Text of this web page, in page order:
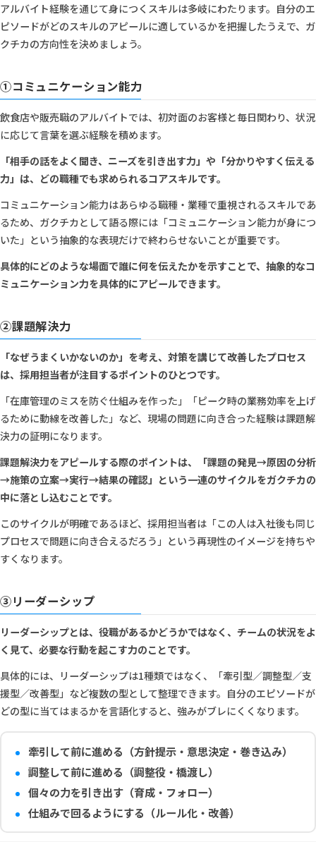
アルバイト経験を通じて身につくスキルは多岐にわたります。自分のエ
ピソードがどのスキルのアピールに適しているかを把握したうえで、ガ
クチカの方向性を決めましょう。
①コミュニケーション能力
飲食店や販売職のアルバイトでは、初対面のお客様と毎日関わり、状況
に応じて言葉を選ぶ経験を積めます。
「相手の話をよく聞き、ニーズを引き出す力」や「分かりやすく伝える
力」は、どの職種でも求められるコアスキルです。
コミュニケーション能力はあらゆる職種・業種で重視されるスキルであ
るため、ガクチカとして語る際には「コミュニケーション能力が身につ
いた」という抽象的な表現だけで終わらせないことが重要です。
具体的にどのような場面で誰に何を伝えたかを示すことで、抽象的なコ
ミュニケーション力を具体的にアピールできます。
②課題解決力
「なぜうまくいかないのか」を考え、対策を講じて改善したプロセス
は、採用担当者が注目するポイントのひとつです。
「在庫管理のミスを防ぐ仕組みを作った」「ピーク時の業務効率を上げ
るために動線を改善した」など、現場の問題に向き合った経験は課題解
決力の証明になります。
課題解決力をアピールする際のポイントは、「課題の発見→原因の分析
→施策の立案→実行→結果の確認」という一連のサイクルをガクチカの
中に落とし込むことです。
このサイクルが明確であるほど、採用担当者は「この人は入社後も同じ
プロセスで問題に向き合えるだろう」という再現性のイメージを持ちや
すくなります。
③リーダーシップ
リーダーシップとは、役職があるかどうかではなく、チームの状況をよ
く見て、必要な行動を起こす力のことです。
具体的には、リーダーシップは1種類ではなく、「牽引型／調整型／支
援型／改善型」など複数の型として整理できます。自分のエピソードが
どの型に当てはまるかを言語化すると、強みがブレにくくなります。
牽引して前に進める（方針提示・意思決定・巻き込み）
調整して前に進める（調整役・橋渡し）
個々の力を引き出す（育成・フォロー）
仕組みで回るようにする（ルール化・改善）